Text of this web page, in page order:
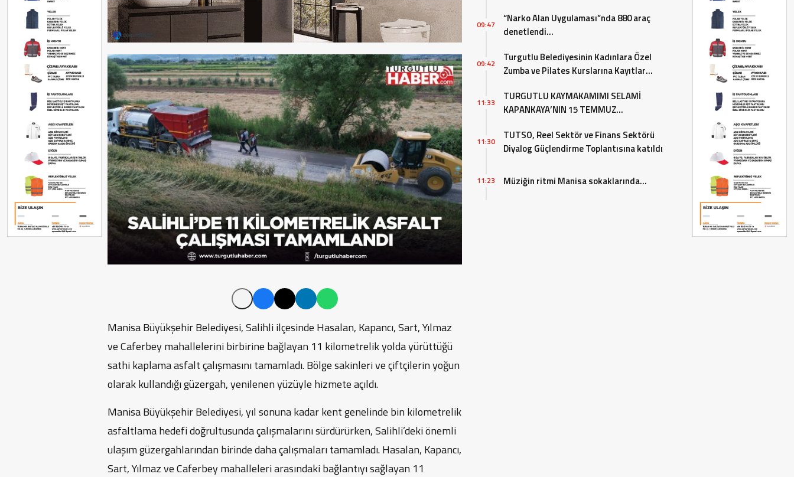
Manisa Büyükşehir Belediyesi, Salihli ilçesinde Hasalan, Kapancı, Sart, Yılmaz
ve Caferbey mahallelerini birbirine bağlayan 11 kilometrelik yolda yürüttüğü
sathi kaplama asfalt çalışmasını tamamladı. Bölge sakinleri ve çiftçilerin yoğun
olarak kullandığı güzergah, yenilenen yüzüyle hizmete açıldı.
Manisa Büyükşehir Belediyesi, yıl sonuna kadar kent genelinde bin kilometrelik
asfaltlama hedefi doğrultusunda çalışmalarını sürdürürken, Salihli’deki önemli
ulaşım güzergahlarından birinde daha çalışmaları tamamladı. Hasalan, Kapancı,
Sart, Yılmaz ve Caferbey mahalleleri arasındaki bağlantıyı sağlayan 11
“Narko Alan Uygulaması”nda 880 araç
denetlendi…
09:47
Turgutlu Belediyesinin Kadınlara Özel
Zumba ve Pilates Kurslarına Kayıtlar
09:42
TURGUTLU KAYMAKAMIMI SELAMİ
KAPANKAYA’NIN 15 TEMMUZ
11:33
TUTSO, Reel Sektör ve Finans Sektörü
Diyalog Güçlendirme Toplantısına katıldı
11:30
Müziğin ritmi Manisa sokaklarında…
11:23